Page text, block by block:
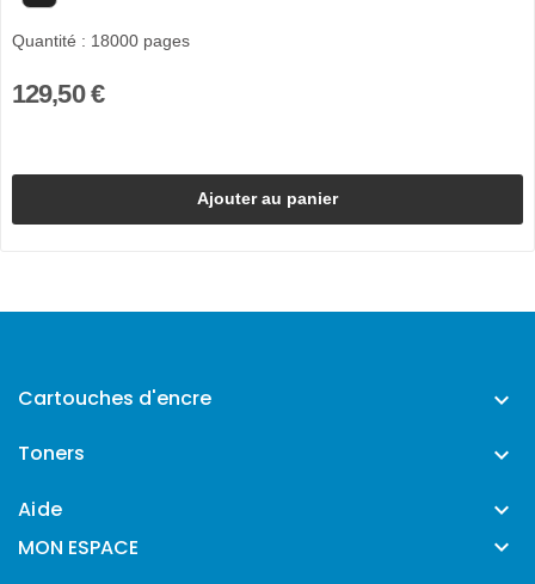
Quantité : 18000 pages
129,50 €
Ajouter au panier
Cartouches d'encre 
Toners 
Aide 
MON ESPACE 